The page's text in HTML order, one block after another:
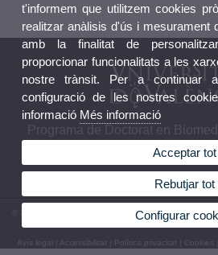
Programa de Doctorat en
© 2026 UV. - Av. Vicent Andrés Estellés, 19. 46100
Avís legal Accessibilitat Política privacitat Cookies
t'informem que utilitzem cookies
realitzar anàlisis d'ús i mesurament
amb la finalitat de
proporcionar funcionalitats a les
nostre trànsit. Per a continuar
configuració de les nostres
informació Més informació
Acceptar tot
Rebutjar tot
Configurar